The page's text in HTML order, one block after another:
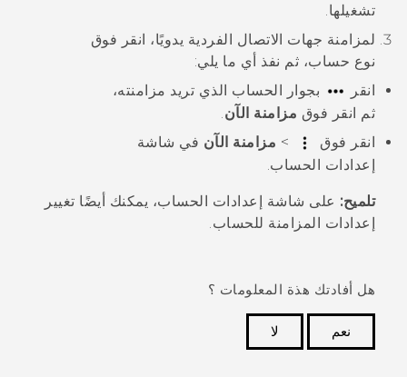
تشغيلها.
لمزامنة جهات الاتصال الفردية يدويًا، انقر فوق
نوع حساب، ثم نفذ أي ما يلي:
انقر
بجوار الحساب الذي تريد مزامنته،
ثم انقر فوق مزامنة الآن.
انقر فوق
> مزامنة الآن في شاشة
إعدادات الحساب.
تلميح: على شاشة إعدادات الحساب، يمكنك أيضًا تغيير
إعدادات المزامنة للحساب.
هل أفادتك هذة المعلومات ؟
نعم
لا